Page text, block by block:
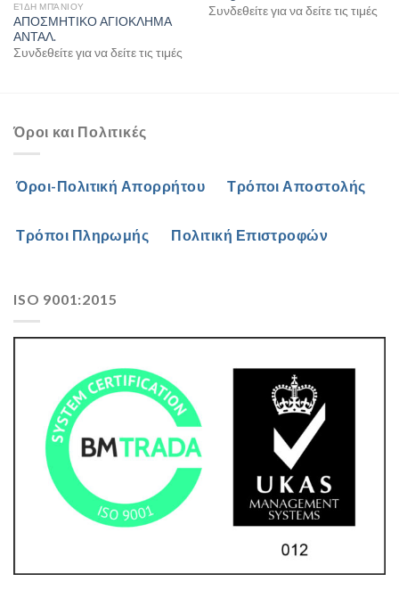
ΕΊΔΗ ΜΠΆΝΙΟΥ
ΑΠΟΣΜΗΤΙΚΟ ΑΓΙΟΚΛΗΜΑ
ΑΝΤΑΛ.
Συνδεθείτε για να δείτε τις τιμές
Συνδεθείτε για να δείτε τις τιμές
Όροι και Πολιτικές
Όροι-Πολιτική Απορρήτου Τρόποι Αποστολής
Τρόποι Πληρωμής Πολιτική Επιστροφών
ISO 9001:2015